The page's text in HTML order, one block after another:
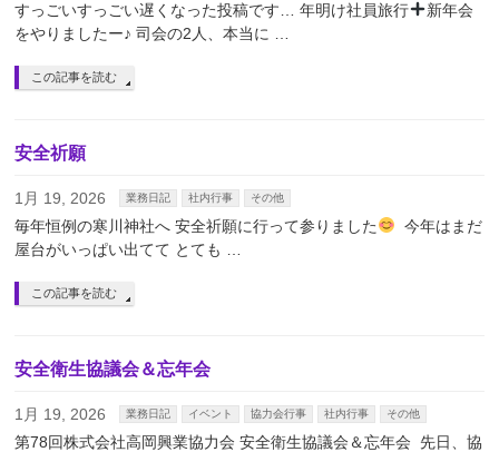
すっごいすっごい遅くなった投稿です… 年明け社員旅行
新年会
をやりましたー♪ 司会の2人、本当に …
この記事を読む
安全祈願
1月 19, 2026 業務日記 社内行事 その他
毎年恒例の寒川神社へ 安全祈願に行って参りました
⁡ 今年はまだ
屋台がいっぱい出てて とても …
この記事を読む
安全衛生協議会＆忘年会
1月 19, 2026 業務日記 イベント 協力会行事 社内行事 その他
第78回株式会社高岡興業協力会 安全衛生協議会＆忘年会 ⁡ 先日、協